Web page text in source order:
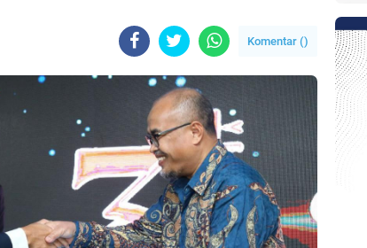
Komentar ()